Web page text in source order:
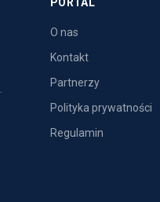
O nas
Kontakt
Partnerzy
Polityka prywatności
Regulamin